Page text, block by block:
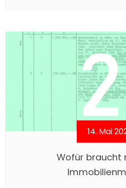
eines
Organisation, Steuerung,
Abschluss des Projektes.
Gewerbe-/
erfahrungsgemäß
14. Mai
Wofür braucht